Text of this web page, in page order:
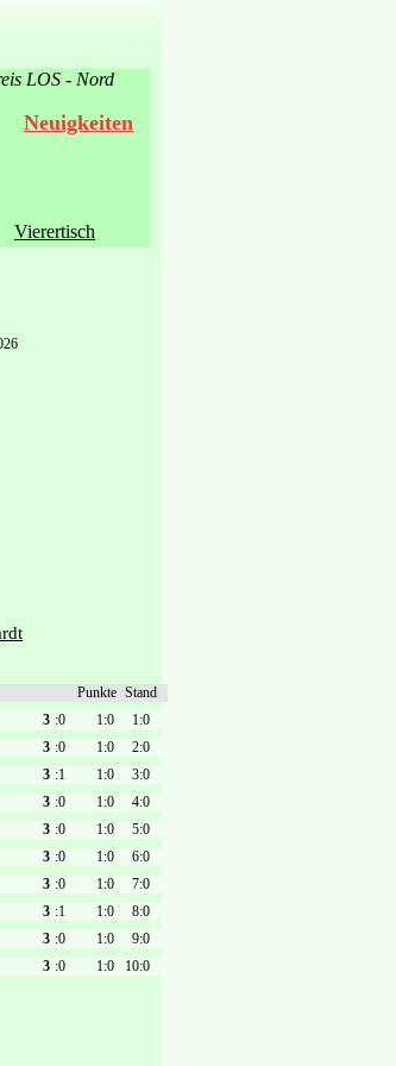
LOS - Nord
Vierertisch
Neuigkeiten
Punkte Stand
3 :0 1:0
1:0
3 :0 1:0
2:0
3 :1 1:0
3:0
3 :0 1:0
4:0
3 :0 1:0
5:0
3 :0 1:0
6:0
3 :0 1:0
7:0
3 :1 1:0
8:0
3 :0 1:0
9:0
3 :0 1:0 10:0